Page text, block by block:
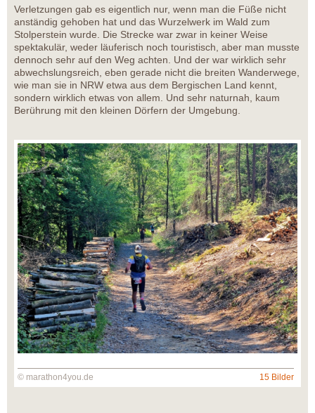
Verletzungen gab es eigentlich nur, wenn man die Füße nicht
anständig gehoben hat und das Wurzelwerk im Wald zum
Stolperstein wurde. Die Strecke war zwar in keiner Weise
spektakulär, weder läuferisch noch touristisch, aber man musste
dennoch sehr auf den Weg achten. Und der war wirklich sehr
abwechslungsreich, eben gerade nicht die breiten Wanderwege,
wie man sie in NRW etwa aus dem Bergischen Land kennt,
sondern wirklich etwas von allem. Und sehr naturnah, kaum
Berührung mit den kleinen Dörfern der Umgebung.
© marathon4you.de 15 Bilder